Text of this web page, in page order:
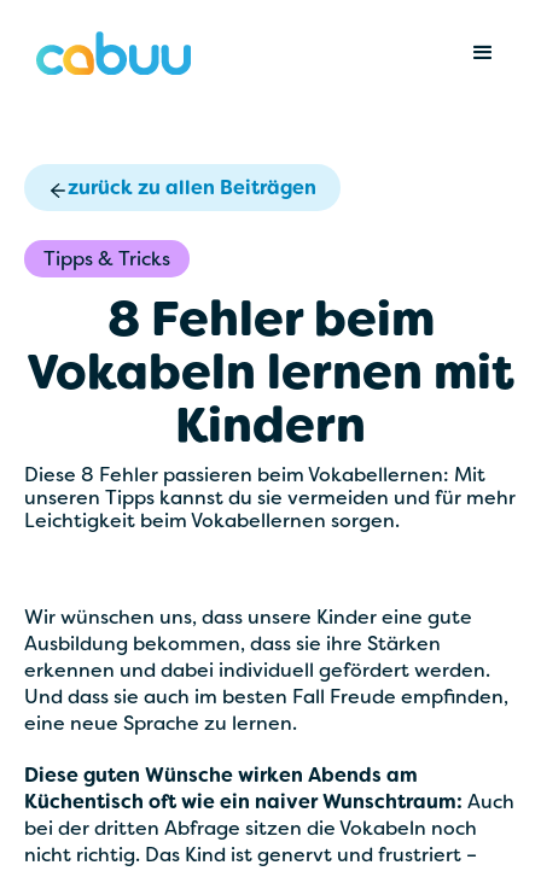
zurück zu allen Beiträgen
Tipps & Tricks
8 Fehler beim
Vokabeln lernen mit
Kindern
Diese 8 Fehler passieren beim Vokabellernen: Mit
unseren Tipps kannst du sie vermeiden und für mehr
Leichtigkeit beim Vokabellernen sorgen.
Wir wünschen uns, dass unsere Kinder eine gute
Ausbildung bekommen, dass sie ihre Stärken
erkennen und dabei individuell gefördert werden.
Und dass sie auch im besten Fall Freude empfinden,
eine neue Sprache zu lernen.
Diese guten Wünsche wirken Abends am
Küchentisch oft wie ein naiver Wunschtraum: Auch
bei der dritten Abfrage sitzen die Vokabeln noch
nicht richtig. Das Kind ist genervt und frustriert –